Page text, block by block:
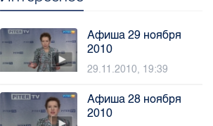
Афиша 29 ноября
2010
29.11.2010, 19:39
Афиша 28 ноября
2010